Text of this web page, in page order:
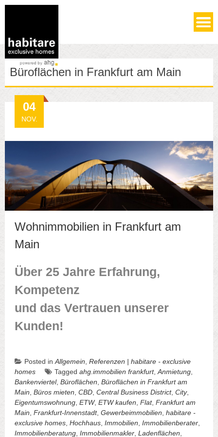
Büroflächen in Frankfurt am Main
Wohnimmobilien in Frankfurt am
Main
04
NOV.
Über 25 Jahre Erfahrung,
Kompetenz
und das Vertrauen unserer
Kunden!
Posted in Allgemein Referenzen | habitare - exclusive
homes
Tagged ahg.immobilien frankfurt, Anmietung
Bankenviertel, Büroflächen Büroflächen in Frankfurt am
Main Büros mieten CBD Central Business District, City,
Eigentumswohnung ETW, ETW kaufen Flat, Frankfurt am
Main Frankfurt-Innenstadt, Gewerbeimmobilien habitare -
exclusive homes Hochhaus Immobilien Immobilienberater
Immobilienberatung Immobilienmakler Ladenflächen